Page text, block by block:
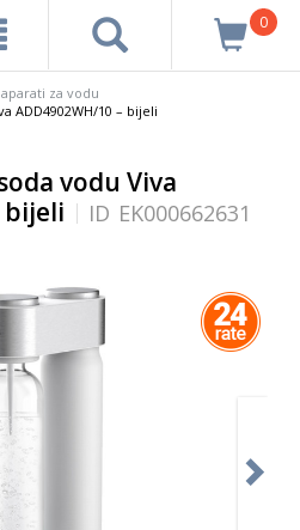
0
za vodu
ADD4902WH/10 – bijeli
vodu Viva
bijeli
ID EK000662631